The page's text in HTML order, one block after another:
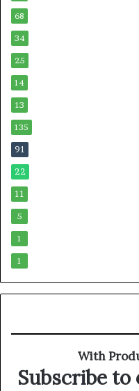
68
34
25
14
13
135
91
22
11
5
1
1
With
Subscribe